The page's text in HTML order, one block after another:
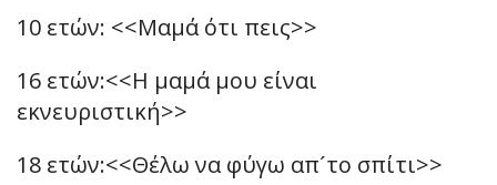
10 ετών: <<Μαμά ότι πεις>>
16 ετών:<<Η μαμά μου είναι
εκνευριστική>>
18 ετών:<<Θέλω να φύγω απ´το σπίτι>>